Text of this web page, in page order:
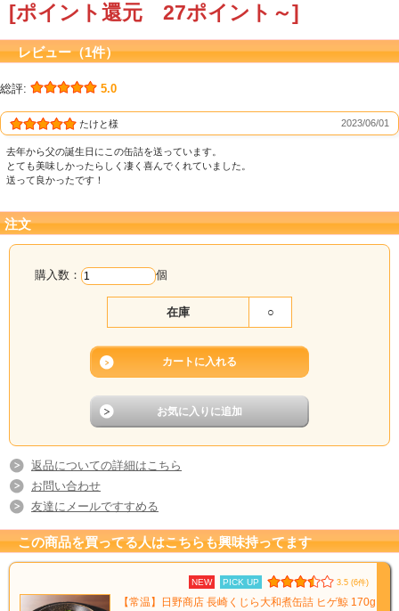
【※ご注意】
缶詰商品は常温便での配送となりますが、冷凍商品と一緒にご購入の場合は冷凍
[ポイント還元 27ポイント～]
レビュー（1件）
総評: 5.0
たけと様 2023/06/01
去年から父の誕生日にこの缶詰を送っています。
とても美味しかったらしく凄く喜んでくれていました。
送って良かったです！
注文
購入数： 個
在庫 ○
返品についての詳細はこちら
お問い合わせ
友達にメールですすめる
この商品を買ってる人はこちらも興味持ってます
NEW PICK UP 3.5 (6件)
【常温】日野商店 長崎くじら大和煮缶詰 ヒゲ鯨 170g